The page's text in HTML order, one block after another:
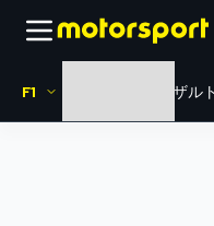
F1 リザルト